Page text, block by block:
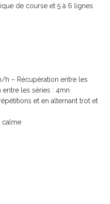
de course et 5 à 6 lignes
h – Récupération entre les
entre les séries : 4mn
et en alternant trot et
calme